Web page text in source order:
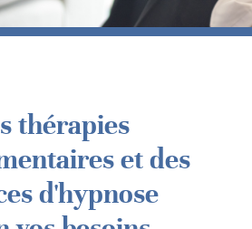
thérapies
et des
d'hypnose